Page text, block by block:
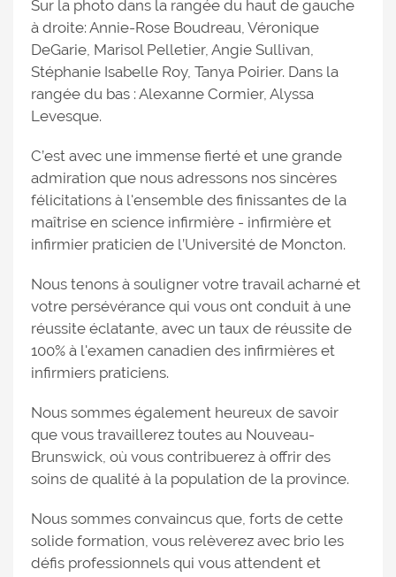
Sur la photo dans la rangée du haut de gauche
à droite: Annie-Rose Boudreau, Véronique
DeGarie, Marisol Pelletier, Angie Sullivan,
Stéphanie Isabelle Roy, Tanya Poirier. Dans la
rangée du bas : Alexanne Cormier, Alyssa
Levesque.
C’est avec une immense fierté et une grande
admiration que nous adressons nos sincères
félicitations à l'ensemble des finissantes de la
maîtrise en science infirmière - infirmière et
infirmier praticien de l’Université de Moncton.
Nous tenons à souligner votre travail acharné et
votre persévérance qui vous ont conduit à une
réussite éclatante, avec un taux de réussite de
100% à l'examen canadien des infirmières et
infirmiers praticiens.
Nous sommes également heureux de savoir
que vous travaillerez toutes au Nouveau-
Brunswick, où vous contribuerez à offrir des
soins de qualité à la population de la province.
Nous sommes convaincus que, forts de cette
solide formation, vous relèverez avec brio les
défis professionnels qui vous attendent et